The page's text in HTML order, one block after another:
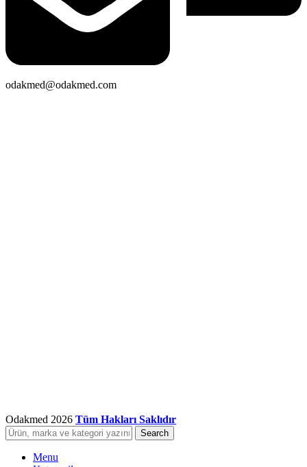
odakmed@odakmed.com
Odakmed 2026 Tüm Hakları Saklıdır
Search
Menu